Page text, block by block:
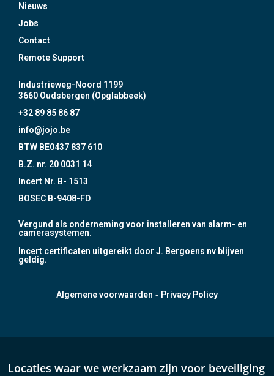
Nieuws
Jobs
Contact
Remote Support
Industrieweg-Noord 1199
3660 Oudsbergen (Opglabbeek)
+32 89 85 86 87
info@jojo.be
BTW BE0437 837 610
B.Z. nr. 20 0031 14
Incert Nr. B- 1513
BOSEC B-9408-FD
Vergund als onderneming voor installeren van alarm- en
camerasystemen.
Incert certificaten uitgereikt door J. Bergoens nv blijven
geldig.
Algemene voorwaarden - Privacy Policy
Locaties waar we werkzaam zijn voor beveiliging